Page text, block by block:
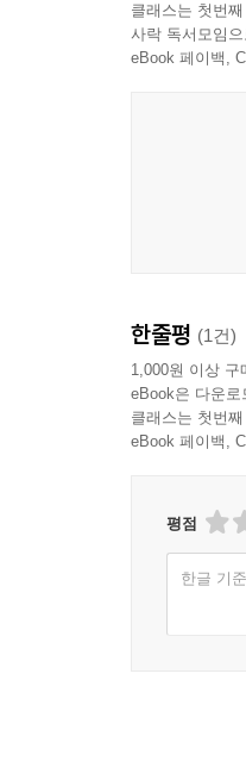
클래스는 첫번
사락 독서모임
eBook 페이백,
한줄평 (1건)
1,000원 이상 구
eBook은 다운
클래스는 첫번
eBook 페이백,
평점
한글 기